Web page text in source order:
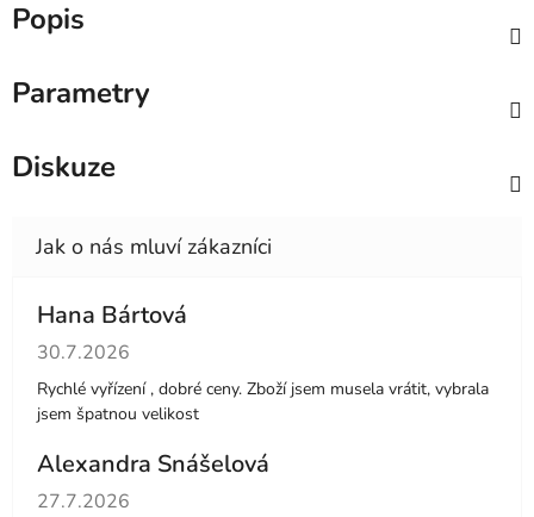
Popis
Parametry
Diskuze
Hana Bártová
Hodnocení obchodu je 4 z 5 hvězdiček.
30.7.2026
Rychlé vyřízení , dobré ceny. Zboží jsem musela vrátit, vybrala
jsem špatnou velikost
Alexandra Snášelová
Hodnocení obchodu je 5 z 5 hvězdiček.
27.7.2026